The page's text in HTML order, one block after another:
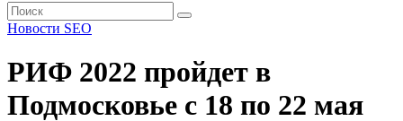
Новости SEO
РИФ 2022 пройдет в
Подмосковье с 18 по 22 мая